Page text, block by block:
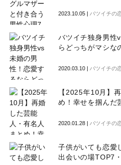
2023.10.05 | バツイチの
バツイチ独身男性
らどっちがマシな
2020.03.10 | バツイチの
【2025年10月】
め！幸せを掴んだ
2020.01.28 | バツイチの
子供がいても恋愛
出会いの場TOP7